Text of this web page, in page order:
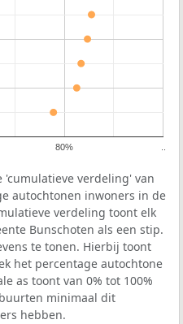
80%
'cumulatieve verdeling' van
autochtonen inwoners in de
verdeling toont elk
Bunschoten als een stip.
te tonen. Hierbij toont
het percentage autochtone
as toont van 0% tot 100%
minimaal dit
hebben.